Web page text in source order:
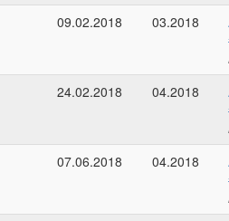
09.02.2018
03.2018
24.02.2018
04.2018
07.06.2018
04.2018